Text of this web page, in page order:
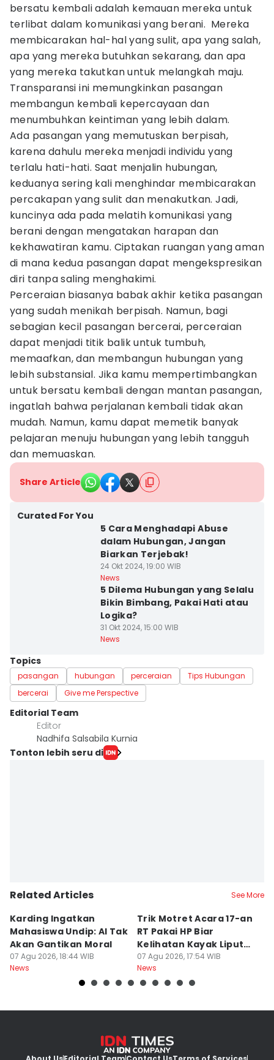
bersatu kembali adalah kemauan mereka untuk
terlibat dalam komunikasi yang berani. Mereka
membicarakan hal-hal yang sulit, apa yang salah,
apa yang mereka butuhkan sekarang, dan apa
yang mereka takutkan untuk melangkah maju.
Transparansi ini memungkinkan pasangan
membangun kembali kepercayaan dan
menumbuhkan keintiman yang lebih dalam.
Ada pasangan yang memutuskan berpisah,
karena dahulu mereka menjadi individu yang
terlalu hati-hati. Saat menjalin hubungan,
keduanya sering kali menghindar membicarakan
percakapan yang sulit dan menakutkan. Jadi,
kuncinya ada pada melatih komunikasi yang
berani dengan mengatakan harapan dan
kekhawatiran kamu. Ciptakan ruangan yang aman
di mana kedua pasangan dapat mengekspresikan
diri tanpa saling menghakimi.
Perceraian biasanya babak akhir ketika pasangan
yang sudah menikah berpisah. Namun, bagi
sebagian kecil pasangan bercerai, perceraian
dapat menjadi titik balik untuk tumbuh,
memaafkan, dan membangun hubungan yang
lebih substansial. Jika kamu mempertimbangkan
untuk bersatu kembali dengan mantan pasangan,
ingatlah bahwa perjalanan kembali tidak akan
mudah. Namun, kamu dapat memetik banyak
pelajaran menuju hubungan yang lebih tangguh
dan memuaskan.
Share Article
Curated For You
5 Cara Menghadapi Abuse
dalam Hubungan, Jangan
Biarkan Terjebak!
24 Okt 2024, 19:00 WIB
News
5 Dilema Hubungan yang Selalu
Bikin Bimbang, Pakai Hati atau
Logika?
31 Okt 2024, 15:00 WIB
News
Topics
pasangan hubungan perceraian
Tips Hubungan
bercerai
Give me Perspective
Editorial Team
Editor
Nadhifa Salsabila Kurnia
Tonton lebih seru di
Related Articles See More
Karding Ingatkan
Mahasiswa Undip: AI Tak
Akan Gantikan Moral
07 Agu 2026, 18:44 WIB
News
Trik Motret Acara 17-an
RT Pakai HP Biar
Kelihatan Kayak Liputan
Festival Nasional
07 Agu 2026, 17:54 WIB
News